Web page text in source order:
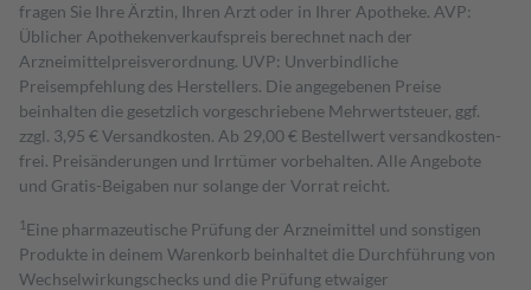
fragen Sie Ihre Ärztin, Ihren Arzt oder in Ihrer Apotheke. AVP:
Üblicher Apothekenverkaufspreis berechnet nach der
Arzneimittelpreisverordnung. UVP: Unverbindliche
Preisempfehlung des Herstellers. Die angegebenen Preise
beinhalten die gesetzlich vorgeschriebene Mehrwertsteuer, ggf.
zzgl. 3,95 € Versandkosten. Ab 29,00 € Bestell­wert versand­kosten­
frei. Preisänderungen und Irrtümer vorbehalten. Alle Angebote
und Gratis-Beigaben nur solange der Vorrat reicht.
1 Eine pharmazeutische Prüfung der Arzneimittel und sonstigen
Produkte in deinem Warenkorb beinhaltet die Durchführung von
Wechselwirkungschecks und die Prüfung etwaiger